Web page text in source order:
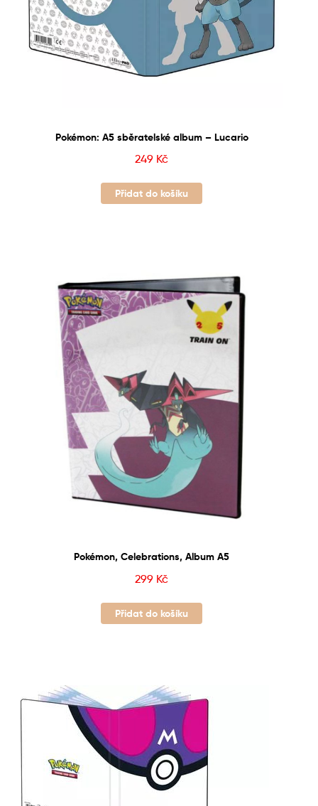
Pokémon: A5 sběratelské album – Lucario
249 Kč
Přidat do košíku
Pokémon, Celebrations, Album A5
299 Kč
Přidat do košíku